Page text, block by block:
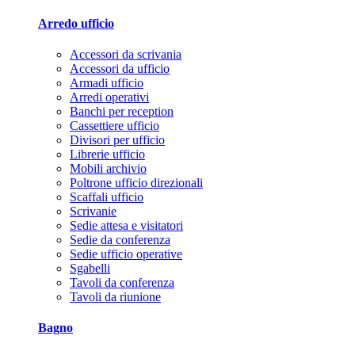
Arredo ufficio
Accessori da scrivania
Accessori da ufficio
Armadi ufficio
Arredi operativi
Banchi per reception
Cassettiere ufficio
Divisori per ufficio
Librerie ufficio
Mobili archivio
Poltrone ufficio direzionali
Scaffali ufficio
Scrivanie
Sedie attesa e visitatori
Sedie da conferenza
Sedie ufficio operative
Sgabelli
Tavoli da conferenza
Tavoli da riunione
Bagno